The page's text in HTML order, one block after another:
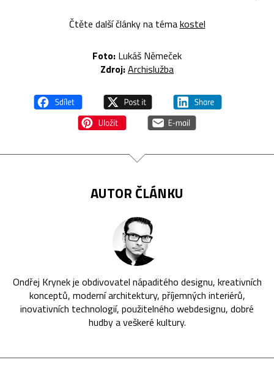
Čtěte další články na témakostel
Foto: Lukáš Němeček
Zdroj:Archislužba
AUTOR ČLÁNKU
Ondřej Krynek je obdivovatel nápaditého designu, kreativních
konceptů, moderní architektury, příjemných interiérů,
inovativních technologií, použitelného webdesignu, dobré
hudby a veškeré kultury.